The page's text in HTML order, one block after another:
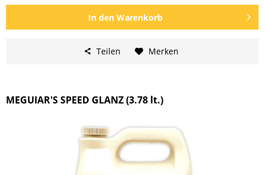
In den Warenkorb
Teilen Merken
MEGUIAR'S SPEED GLANZ (3.78 lt.)